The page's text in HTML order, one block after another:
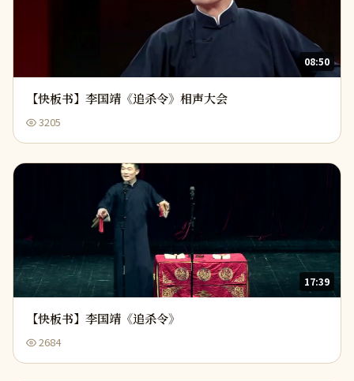
08:50
【快板书】李国靖《追杀令》相声大会
3205
17:39
【快板书】李国靖《追杀令》
2684